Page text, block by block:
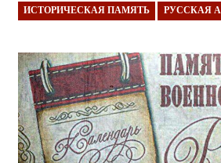
ИСТОРИЧЕСКАЯ ПАМЯТЬ РУССКАЯ